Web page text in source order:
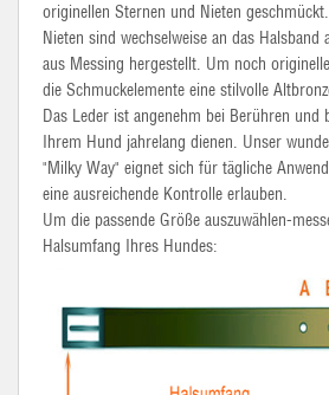
originellen Sternen und Nieten
Nieten sind wechselweise an das Halsband
aus Messing hergestellt. Um noch
die Schmuckelemente eine stilvolle
Das Leder ist angenehm bei Berühren und
Ihrem Hund jahrelang dienen. Unser
"Milky Way" eignet sich für tägliche
eine ausreichende Kontrolle erlauben.
Um die passende Größe auszuwählen-
Halsumfang Ihres Hundes: